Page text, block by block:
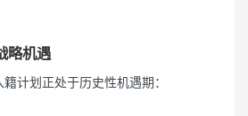
略机遇
计划正处于历史性机遇期：